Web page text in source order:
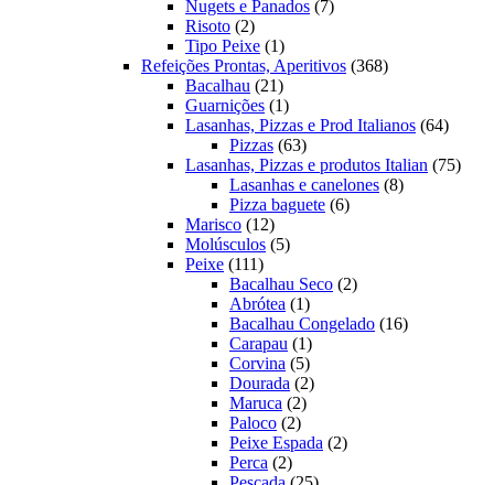
Nugets e Panados 77
Risoto 22
produtos
Tipo Peixe 11
produto
Refeições Prontas, Aperitivos 368368
Bacalhau 2121
produtos
Guarnições 11
produto
Lasanhas, Pizzas e Prod Italianos 6464
Pizzas 6363
produtos
Lasanhas, Pizzas e produtos Italian 7575
Lasanhas e canelones 88
Pizza baguete 66
Marisco 1212
produtos
Molúsculos 55
Peixe 111111
produtos
Bacalhau Seco 22
Abrótea 11
produto
Bacalhau Congelado 1616
Carapau 11
produto
Corvina 55
produtos
Dourada 22
Maruca 22
produtos
Paloco 22
produtos
Peixe Espada 22
Perca 22
produtos
25